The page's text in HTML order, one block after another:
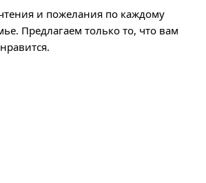
и пожелания по каждому
Предлагаем только то, что вам